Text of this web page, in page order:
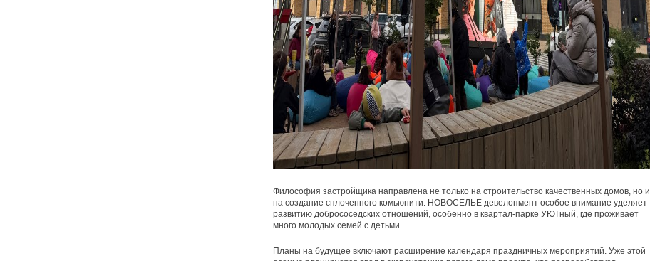
Философия застройщика направлена не только на строительство качественных домов, но и
на создание сплоченного комьюнити. НОВОСЕЛЬЕ девелопмент особое внимание уделяет
развитию добрососедских отношений, особенно в квартал-парке УЮТный, где проживает
много молодых семей с детьми.
Планы на будущее включают расширение календаря праздничных мероприятий. Уже этой